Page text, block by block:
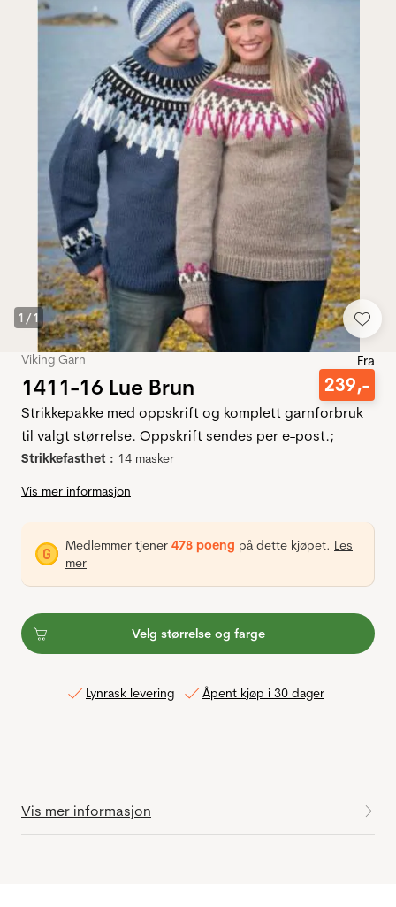
1 /1
Viking Garn
1411-16 Lue Brun
Fra
239,-
Strikkepakke med oppskrift og komplett garnforbruk
til valgt størrelse. Oppskrift sendes per e-post.;
Strikkefasthet : 14 masker
Vis mer informasjon
Medlemmer tjener 478 poeng på dette kjøpet. Les
mer
Velg størrelse og farge
Lynrask levering Åpent kjøp i 30 dager
Vis mer informasjon